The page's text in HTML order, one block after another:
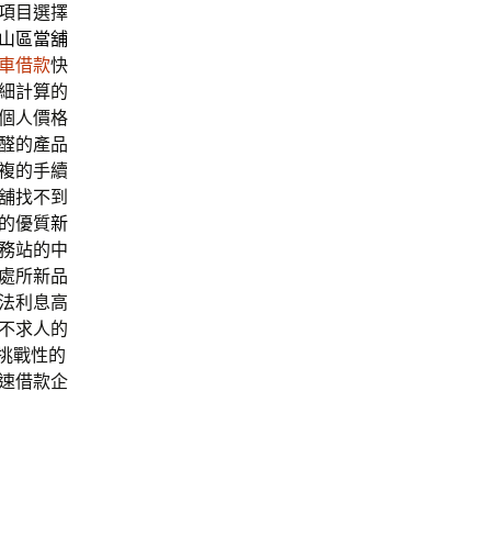
目選擇
區當舖
借款快
計算的
人價格
的產品
的手續
找不到
優質新
站的中
所新品
利息高
求人的
戰性的
借款企